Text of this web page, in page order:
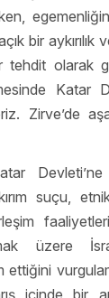
bir aykırılık
tehdit olarak
Katar
Zirve’de
suçu,
üzere
ettiğini
içinde bir